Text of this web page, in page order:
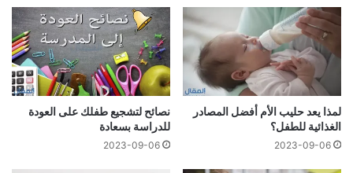
لمذا يعد حليب الأم أفضل المصادر
الغذائية للطفل؟
2023-09-06
نصائح لتشجيع طفلك على العودة
للدراسة بسعادة
2023-09-06